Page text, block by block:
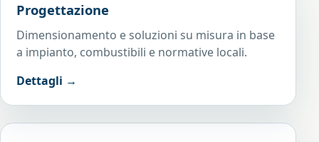
Progettazione
Dimensionamento e soluzioni su misura in base
a impianto, combustibili e normative locali.
Dettagli →